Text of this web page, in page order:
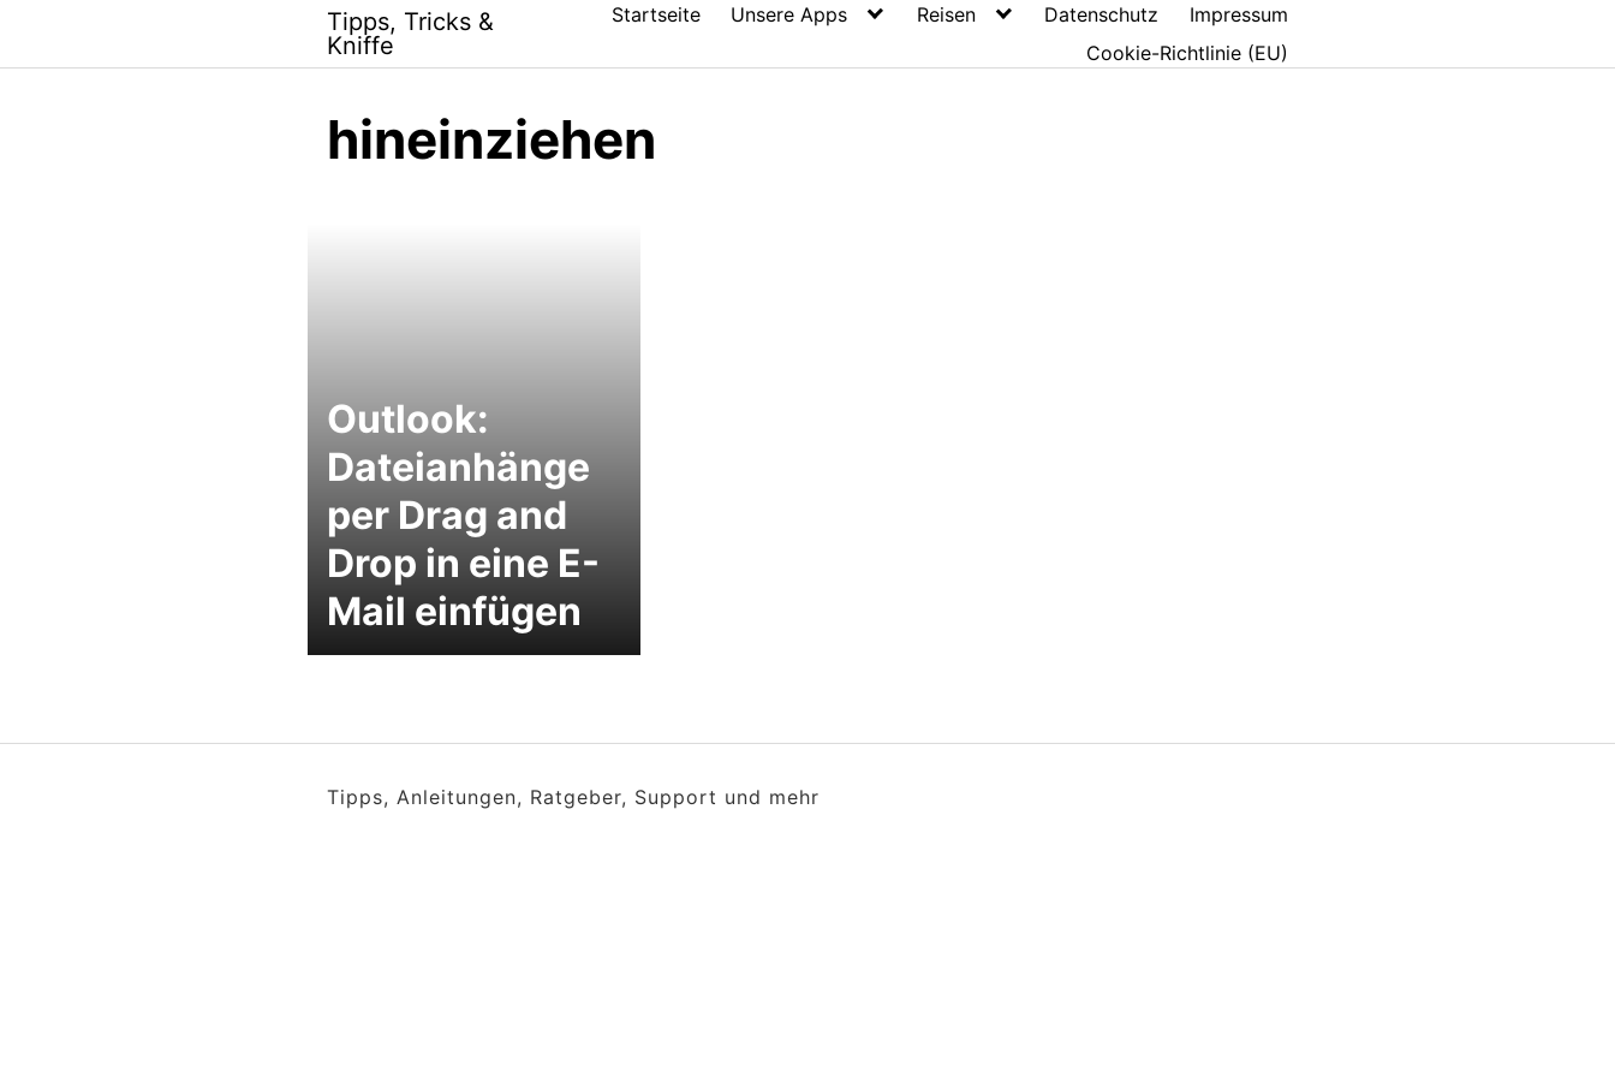
content
Tipps, Tricks &
Kniffe
Startseite Unsere Apps Reisen Datenschutz
Impressum
Cookie-Richtlinie (EU)
hineinziehen
Outlook:
Dateianhänge
per Drag and
Drop in eine E-
Mail einfügen
Tipps, Anleitungen, Ratgeber, Support und mehr